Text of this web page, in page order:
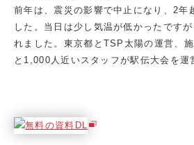
前年は、震災の影響で中止になり、2年
した。当日は少し気温が低かったです
れました。東京都とTSP太陽の運営、
と1,000人近いスタッフが駅伝大会を運